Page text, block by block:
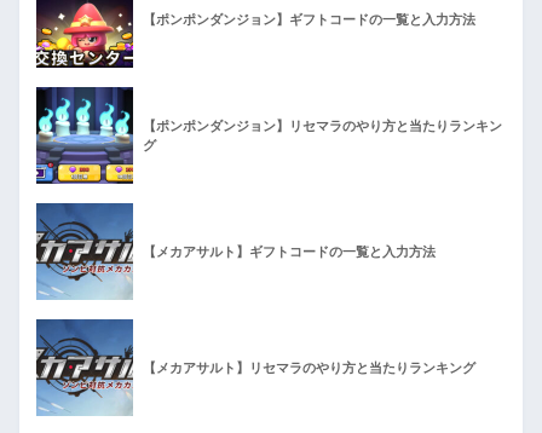
【ポンポンダンジョン】ギフトコードの一覧と入力方法
【ポンポンダンジョン】リセマラのやり方と当たりランキン
グ
【メカアサルト】ギフトコードの一覧と入力方法
【メカアサルト】リセマラのやり方と当たりランキング